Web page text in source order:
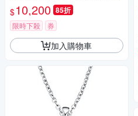
(東京Yuki系列)
$10,200 85折
限時下殺 券
加入購物車